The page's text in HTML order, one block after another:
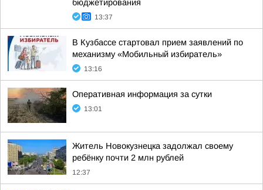
бюджетирования
13:37
В Кузбассе стартовал прием заявлений по
механизму «Мобильный избиратель»
13:16
Оперативная информация за сутки
13:01
Житель Новокузнецка задолжал своему
ребёнку почти 2 млн рублей
12:37